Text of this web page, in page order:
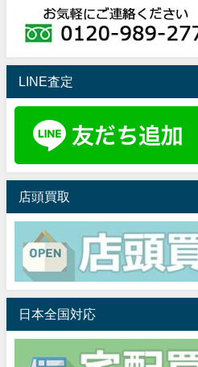
LINE査定
店頭買取
日本全国対応